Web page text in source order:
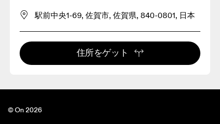
駅前中央1-69, 佐賀市, 佐賀県, 840-0801, 日本
住所をゲット
© On 2026